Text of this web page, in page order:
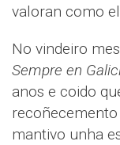
valoran como
No vindeiro
Sempre en
anos e coido
mantivo unha